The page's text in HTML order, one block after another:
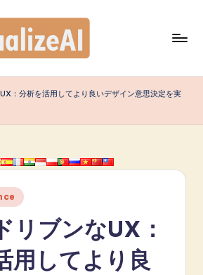
：分析を活用してより良いデザイン意思決定を実
リブンなUX：
用してより良